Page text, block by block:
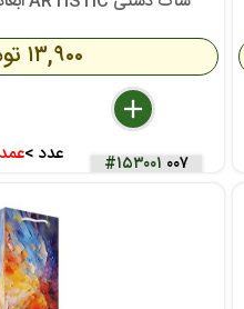
۱۳,۹۰۰ تومان
delete
remove
add
عدد > #۱۵۳۰۰۱ ۰۰۷